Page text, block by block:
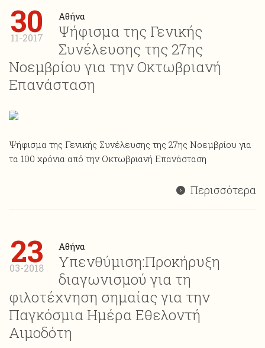
30
11-2017
Αθήνα
Ψήφισμα της Γενικής
Συνέλευσης της 27ης
Νοεμβρίου για την Οκτωβριανή
Επανάσταση
Ψήφισμα της Γενικής Συνέλευσης της 27ης Νοεμβρίου για
τα 100 χρόνια από την Οκτωβριανή Επανάσταση
Περισσότερα
23
03-2018
Αθήνα
Υπενθύμιση:Προκήρυξη
διαγωνισμού για τη
φιλοτέχνηση σημαίας για την
Παγκόσμια Ημέρα Εθελοντή
Αιμοδότη